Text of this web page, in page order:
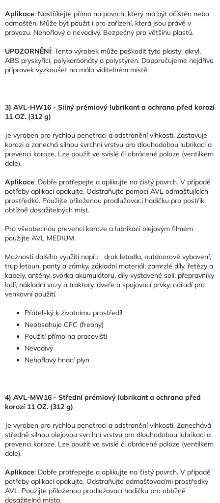
Aplikace: Nastříkejte přímo na povrch, který má být očištěn nebo
odmaštěn. Může být použit i pro zařízení, která jsou právě v
provozu. Nehořlavý a nevodivý. Bezpečný pro většinu plastů.
UPOZORNĚNÍ: Tento výrobek může poškodit tyto plasty: akryl,
ABS pryskyřici, polykarbonáty a polystyren. Doporučujeme nejdříve
přípravek vyzkoušet na málo viditelném místě.
3) AVL-HW16 - Silný prémiový lubrikant a ochrana před korozí
11 OZ. (312 g)
Je vyroben pro rychlou penetraci a odstranění vlhkosti. Zastavuje
korozi a zanechá silnou svrchní vrstvu pro dlouhodobou lubrikaci a
prevenci koroze. Lze použít ve svislé či obrácené poloze (ventilkem
dole).
Aplikace: Dobře protřepejte a aplikujte na čistý povrch. V případě
potřeby aplikaci opakujte. Odstraňujte pomocí AVL odmašťujících
prostředků. Použijte přiloženou prodlužovací hadičku pro postřik
obtížně dosažitelných míst.
Pro všeobecnou prevenci koroze a lubrikaci olejovým filmem
použijte AVL MEDIUM.
Možnosti dalšího využití např.: drak letadla, outdoorové vybavení,
trup letoun, panty a zámky, základní materiál, zamrzlé díly, řetězy a
kabely, antény, svorka akumulátoru, díly vystavené soli, přepravníky
lodí, nákladní vozy a traktory, dveře a spojovací prvky, nářadí pro
venkovní použití.
Přátelský k životnímu prostředí!
Neobsahuje CFC (freony)
Použití přímo na pracovišti
Nevodivý
Nehořlavý hnací plyn
4) AVL-MW16 - Střední prémiový lubrikant a ochrana před
korozí 11 OZ. (312 g)
Je vyroben pro rychlou penetraci a odstranění vlhkosti. Zanechává
středně silnou olejovou svrchní vrstvu pro dlouhodobou lubrikaci a
prevenci koroze. Lze použít ve svislé či obrácené poloze (ventilkem
dole).
Aplikace: Dobře protřepejte a aplikujte na čistý povrch. V případě
potřeby aplikaci opakujte. Odstraňujte odmašťovacími prostředky
AVL. Použijte přiloženou prodlužovací hadičku pro obtížně
dosažitelná místa.